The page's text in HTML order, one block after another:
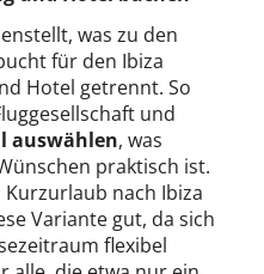
was zu den
für den Ibiza
Hotel getrennt. So
und
auswählen, was
praktisch ist.
nach Ibiza
Variante gut, da sich
flexibel